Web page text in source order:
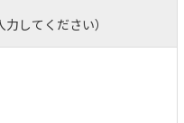
してください）